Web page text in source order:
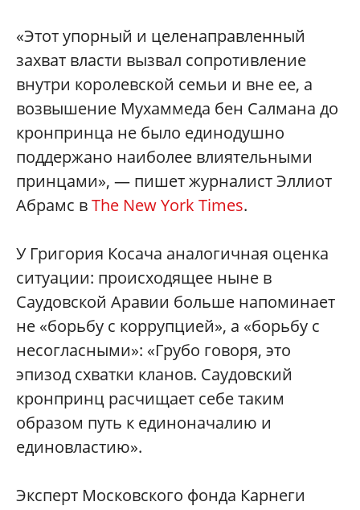
«Этот упорный и целенаправленный
захват власти вызвал сопротивление
внутри королевской семьи и вне ее, а
возвышение Мухаммеда бен Салмана до
кронпринца не было единодушно
поддержано наиболее влиятельными
принцами», — пишет журналист Эллиот
Абрамс вThe New York Times.
У Григория Косача аналогичная оценка
ситуации: происходящее ныне в
Саудовской Аравии больше напоминает
не «борьбу с коррупцией», а «борьбу с
несогласными»: «Грубо говоря, это
эпизод схватки кланов. Саудовский
кронпринц расчищает себе таким
образом путь к единоначалию и
единовластию».
Эксперт Московского фонда Карнеги